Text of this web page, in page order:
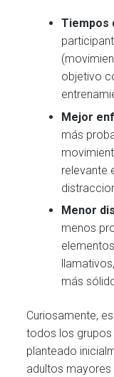
Tiempos
objetivo
Mejor
más
relevante
Menor
menos
más
Curiosamente,
todos los grupos
planteado
adultos